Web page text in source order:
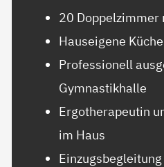
20 Doppelzimmer
Hauseigene Küche
Professionell
Gymnastikhalle
Ergotherapeutin
im Haus
Einzugsbegleitung